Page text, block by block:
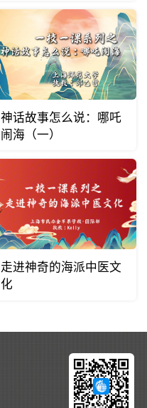
神话故事怎么说：哪吒
闹海（一）
走进神奇的海派中医文
化